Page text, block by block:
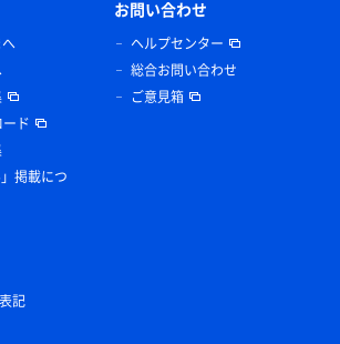
ド
掲載につ
お問い合わせ
ヘルプセンター
総合お問い合わせ
ご意見箱
記